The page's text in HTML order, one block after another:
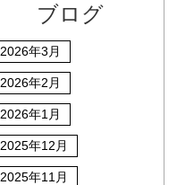
ブログ
2026年3月
2026年2月
2026年1月
2025年12月
2025年11月